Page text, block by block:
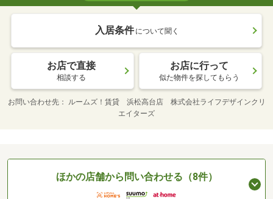
入居条件 について聞く
お店で直接
相談する
お店に行って
似た物件を探してもらう
お問い合わせ先
ルームズ！賃貸 浜松高台店 株式会社ライフデザインクリ
エイターズ
ほかの店舗から問い合わせる（8件）